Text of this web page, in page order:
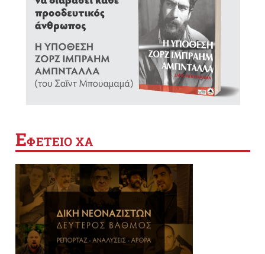
ΕΦΕΤΕΙΟ ΧΑ